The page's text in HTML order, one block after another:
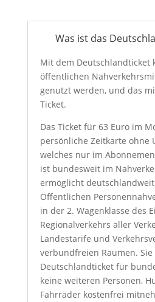
Was ist das
Mit dem Deutschlandticket
öffentlichen
genutzt werden, und das
Ticket.
Das Ticket für 63 Euro im
persönliche Zeitkarte ohne
welches nur im
ist bundesweit im
ermöglicht
Öffentlichen
in der 2. Wagenklasse des
Regionalverkehrs aller
Landestarife und
verbundfreien Räumen.
Deutschlandticket für
keine weiteren Personen,
Fahrräder kostenfrei